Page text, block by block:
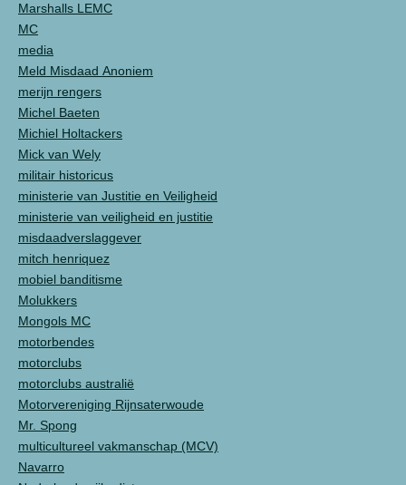
Marshalls LEMC
MC
media
Meld Misdaad Anoniem
merijn rengers
Michel Baeten
Michiel Holtackers
Mick van Wely
militair historicus
ministerie van Justitie en Veiligheid
ministerie van veiligheid en justitie
misdaadverslaggever
mitch henriquez
mobiel banditisme
Molukkers
Mongols MC
motorbendes
motorclubs
motorclubs australië
Motorvereniging Rijnsaterwoude
Mr. Spong
multicultureel vakmanschap (MCV)
Navarro